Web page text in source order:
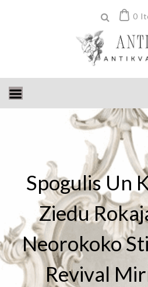
0
Spogulis Un
Ziedu
Neorokoko
Revival